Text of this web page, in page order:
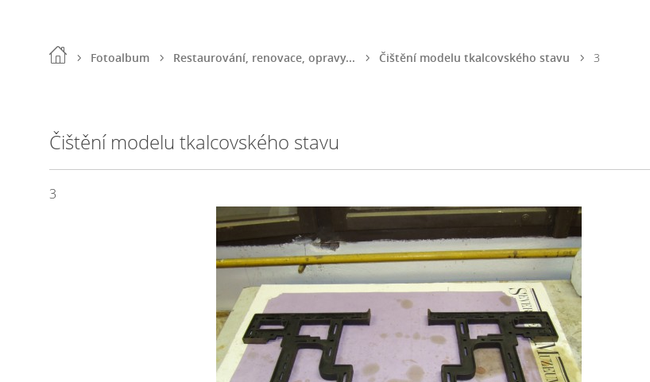
Fotoalbum Restaurování, renovace, opravy... Čištění modelu tkalcovského stavu 3
Čištění modelu tkalcovského stavu
3